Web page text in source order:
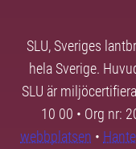
SLU, Sveriges
hela Sverige.
SLU är
10 00 • Org nr:
webbplatsen •